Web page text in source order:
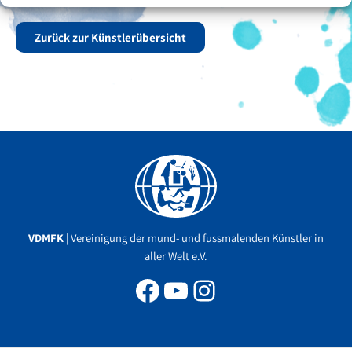
Zurück zur Künstlerübersicht
VDMFK | Vereinigung der mund- und fussmalenden Künstler in
aller Welt e.V.
Facebook
YouTube
Instagram